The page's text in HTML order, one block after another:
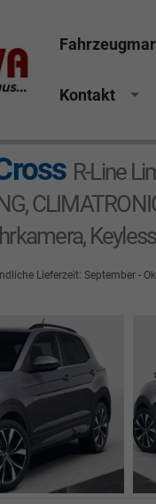
Kontakt
R-Line
Lieferzeit: September -